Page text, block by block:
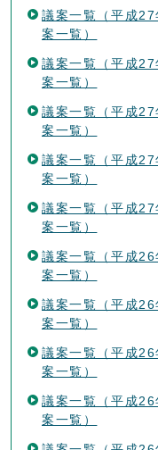
議案一覧（平成
案一覧）
議案一覧（平成
案一覧）
議案一覧（平成
案一覧）
議案一覧（平成
案一覧）
議案一覧（平成
案一覧）
議案一覧（平成
案一覧）
議案一覧（平成
案一覧）
議案一覧（平成
案一覧）
議案一覧（平成
案一覧）